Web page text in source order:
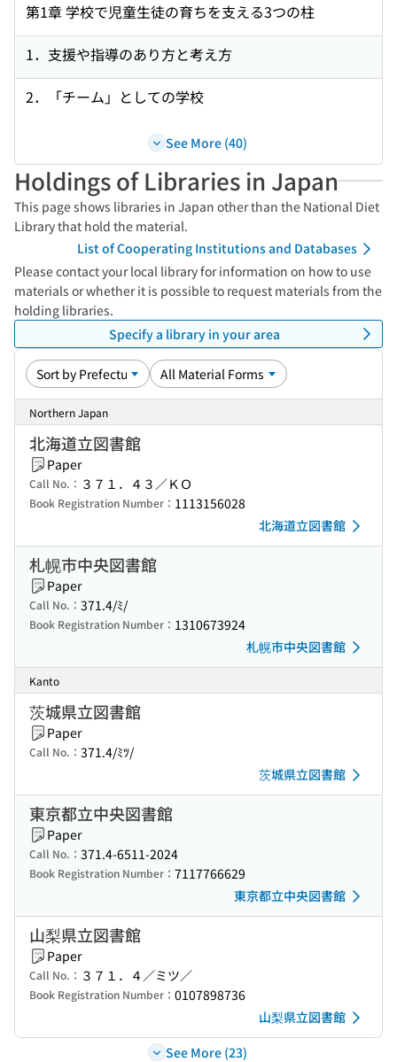
第1章 学校で児童生徒の育ちを支える3つの柱
1．支援や指導のあり方と考え方
2．「チーム」としての学校
See More (40)
Holdings of Libraries in Japan
This page shows libraries in Japan other than the National Diet
Library that hold the material.
List of Cooperating Institutions and Databases
Please contact your local library for information on how to use
materials or whether it is possible to request materials from the
holding libraries.
Specify a library in your area
Northern Japan
北海道立図書館
Paper
Call No.： ３７１．４３／ＫＯ
Book Registration Number： 1113156028
北海道立図書館
札幌市中央図書館
Paper
Call No.： 371.4/ﾐ/
Book Registration Number： 1310673924
札幌市中央図書館
Kanto
茨城県立図書館
Paper
Call No.： 371.4/ﾐﾂ/
茨城県立図書館
東京都立中央図書館
Paper
Call No.： 371.4-6511-2024
Book Registration Number： 7117766629
東京都立中央図書館
山梨県立図書館
Paper
Call No.： ３７１．４／ミツ／
Book Registration Number： 0107898736
山梨県立図書館
See More (23)